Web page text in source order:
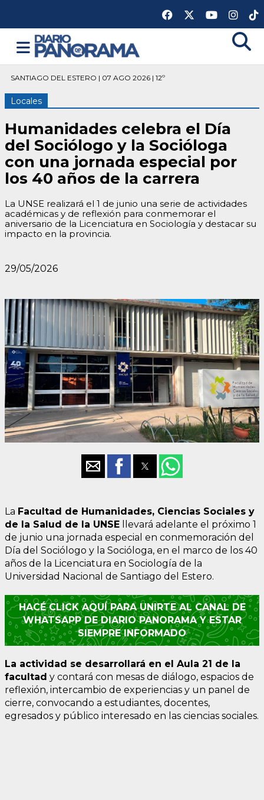
SANTIAGO DEL ESTERO | 07 AGO 2026 | 12º
Locales
Humanidades celebra el Día
del Sociólogo y la Socióloga
con una jornada especial por
los 40 años de la carrera
La UNSE realizará el 1 de junio una serie de actividades
académicas y de reflexión para conmemorar el
aniversario de la Licenciatura en Sociología y destacar su
impacto en la provincia.
29/05/2026
La Facultad de Humanidades, Ciencias Sociales y
de la Salud de la UNSE llevará adelante el próximo 1
de junio una jornada especial en conmemoración del
Día del Sociólogo y la Socióloga, en el marco de los 40
años de la Licenciatura en Sociología de la
Universidad Nacional de Santiago del Estero.
HACÉ CLICK AQUÍ PARA UNIRTE AL CANAL DE
WHATSAPP DE DIARIO PANORAMA Y ESTAR
SIEMPRE INFORMADO
La actividad se desarrollará en el Aula 21 de la
facultad y contará con mesas de diálogo, espacios de
reflexión, intercambio de experiencias y un panel de
cierre, convocando a estudiantes, docentes,
egresados y público interesado en las ciencias sociales.